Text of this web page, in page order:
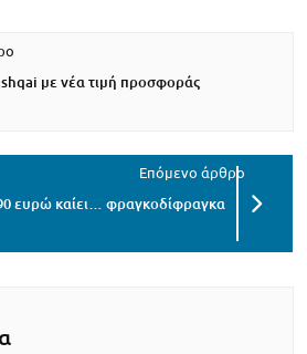
με νέα τιμή προσφοράς
ευρώ καίει… φραγκοδίφραγκα